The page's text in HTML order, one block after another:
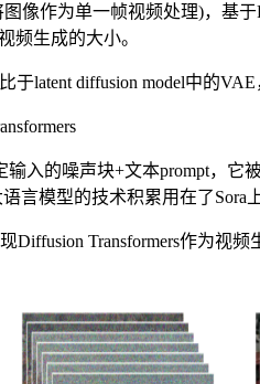
像作为单一帧视频处理)，基
频生成的大小。
于latent diffusion model中的
输入的噪声块+文本prompt，它
言模型的技术积累用在了Sora上
Diffusion Transformers作为视频